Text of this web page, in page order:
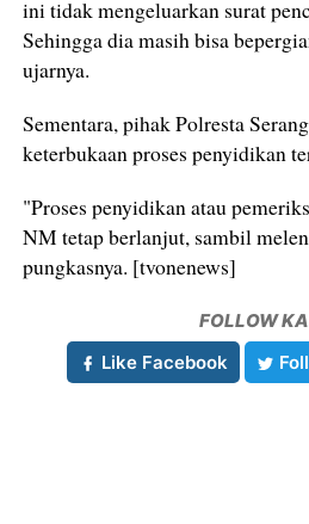
ini tidak mengeluarkan surat
Sehingga dia masih bisa
ujarnya.
Sementara, pihak Polresta
keterbukaan proses penyidikan
"Proses penyidikan atau
NM tetap berlanjut, sambil
pungkasnya. [tvonenews]
FOLLOW
Like Facebook